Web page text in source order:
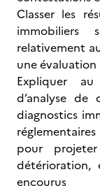
Classer les
relativement
une
Expliquer
d’analyse de
diagnostics
pour
détérioration,
encourus